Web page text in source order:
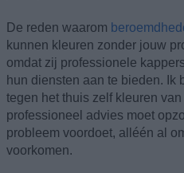
De reden waarom
kunnen kleuren zonder jouw
omdat zij professionele
hun diensten aan te bieden. Ik
tegen het thuis zelf kleuren
professioneel advies moet
probleem voordoet, alléén al
voorkomen.